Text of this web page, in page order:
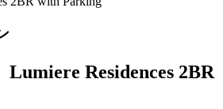
Lumiere Residences 2BR